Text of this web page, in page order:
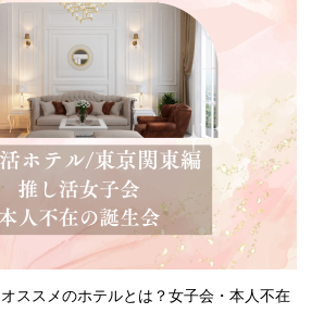
ススメのホテルとは？女子会・本人不在